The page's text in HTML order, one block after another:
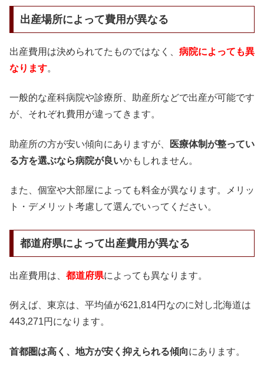
出産場所によって費用が異なる
出産費用は決められてたものではなく、 病院によっても異
なります。
一般的な産科病院や診療所、助産所などで出産が可能です
が、それぞれ費用が違ってきます。
助産所の方が安い傾向にありますが、
医療体制が整ってい
る方を選ぶなら病院が良いかもしれません。
また、個室や大部屋によっても料金が異なります。メリッ
ト・デメリット考慮して選んでいってください。
都道府県によって出産費用が異なる
出産費用は、 都道府県によっても異なります。
例えば、東京は、平均値が621,814円なのに対し北海道は
443,271円になります。
首都圏は高く、地方が安く抑えられる傾向にあります。